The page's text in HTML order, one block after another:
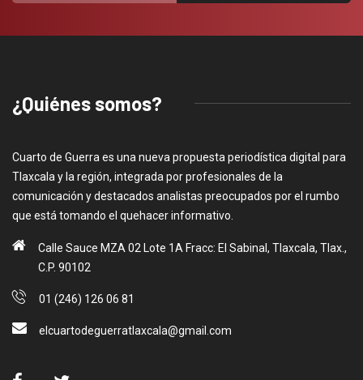
¿Quiénes somos?
Cuarto de Guerra es una nueva propuesta periodística digital para
Tlaxcala y la región, integrada por profesionales de la
comunicación y destacados analistas preocupados por el rumbo
que está tomando el quehacer informativo.
Calle Sauce MZA 02 Lote 1A Fracc: El Sabinal, Tlaxcala, Tlax.,
C.P. 90102
01 (246) 126 06 81
elcuartodeguerratlaxcala@gmail.com